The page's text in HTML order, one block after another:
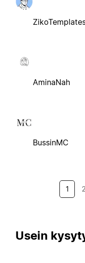
AminaNah
BussinMC
1 2
Usein